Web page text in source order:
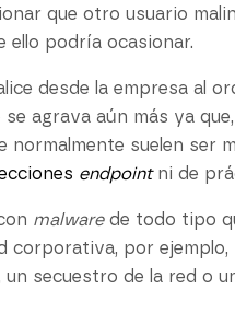
que otro usuario
ello podría ocasionar.
desde la empresa al
agrava aún más ya
suelen ser
endpoint ni de
malwarede todo tipo
corporativa, por
secuestro de la red o